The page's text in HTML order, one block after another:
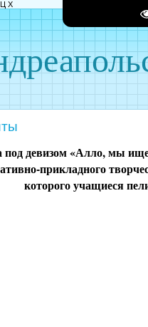
Ц Х
девизом «Алло, мы
прикладного
которого учащиеся